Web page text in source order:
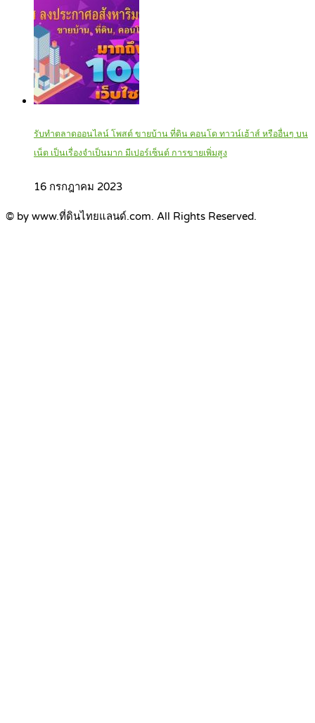
รับทำตลาดออนไลน์ โพสต์ ขายบ้าน ที่ดิน คอนโด ทาวน์เฮ้าส์ หรืออื่นๆ บน
เน็ต เป็นเรื่องจำเป็นมาก มีเปอร์เซ็นต์ การขายเพิ่มสูง
16 กรกฎาคม 2023
© by www.ที่ดินไทยแลนด์.com. All Rights Reserved.